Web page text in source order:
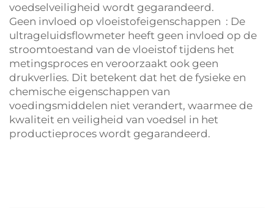
voedselveiligheid wordt gegarandeerd.
Geen invloed op vloeistofeigenschappen ‌ : De
ultrageluidsflowmeter heeft geen invloed op de
stroomtoestand van de vloeistof tijdens het
metingsproces en veroorzaakt ook geen
drukverlies. Dit betekent dat het de fysieke en
chemische eigenschappen van
voedingsmiddelen niet verandert, waarmee de
kwaliteit en veiligheid van voedsel in het
productieproces wordt gegarandeerd. ‌ ‌